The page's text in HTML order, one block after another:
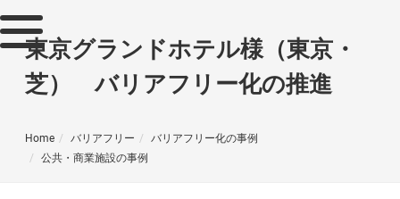
東京グランドホテル様（東京・
芝） バリアフリー化の推進
Home バリアフリー
バリアフリー化の事例
公共・商業施設の事例